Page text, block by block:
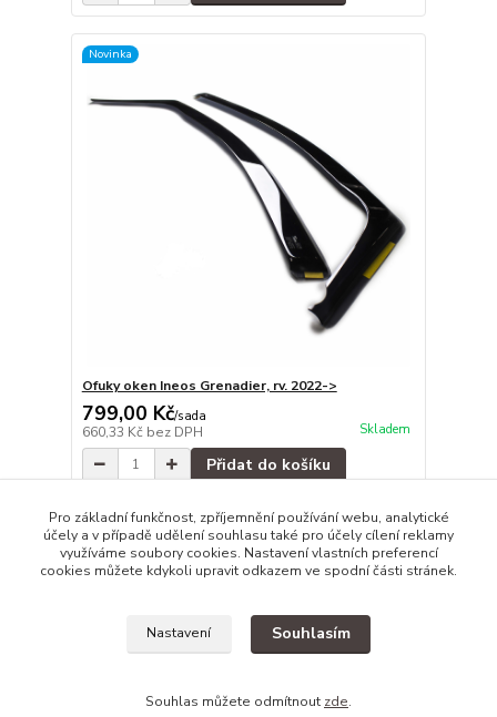
Novinka
Ofuky oken Ineos Grenadier, rv. 2022->
799,00 Kč/sada
660,33 Kč bez DPH Skladem
Přidat do košíku
strana z 1
Pro základní funkčnost, zpříjemnění používání webu, analytické
účely a v případě udělení souhlasu také pro účely cílení reklamy
využíváme soubory cookies. Nastavení vlastních preferencí
cookies můžete kdykoli upravit odkazem ve spodní části stránek.
Nastavení Souhlasím
Souhlas můžete odmítnout zde.